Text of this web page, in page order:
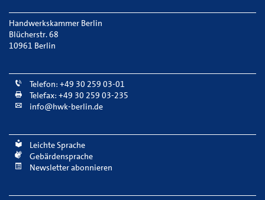
Handwerkskammer Berlin
Blücherstr. 68
10961 Berlin
Telefon: +49 30 259 03-01
Telefax: +49 30 259 03-235
info@hwk-berlin.de
Leichte Sprache
Gebärdensprache
Newsletter abonnieren